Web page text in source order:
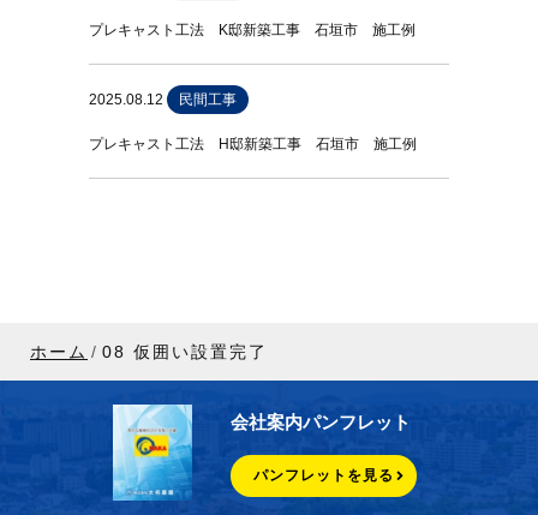
プレキャスト工法 K邸新築工事 石垣市 施工例
2025.08.12 民間工事
プレキャスト工法 H邸新築工事 石垣市 施工例
ホーム 08 仮囲い設置完了
会社案内パンフレット
パンフレットを見る